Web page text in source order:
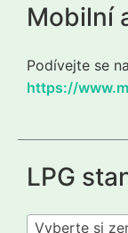
Mobilní
Podívejte se
https://
LPG
Vyberte si